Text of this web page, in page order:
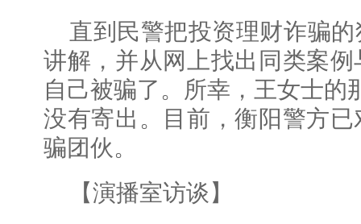
直到民警把投资理财诈骗
讲解，并从网上找出同类案
自己被骗了。所幸，王女士的
没有寄出。目前，衡阳警方
骗团伙。
【演播室访谈】